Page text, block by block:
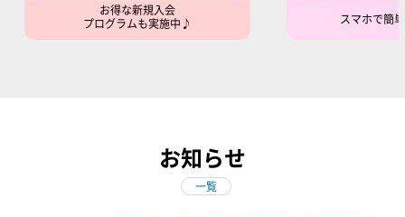
お得な新規入会
プログラムも実施中♪
スマホで簡
お知らせ
一覧